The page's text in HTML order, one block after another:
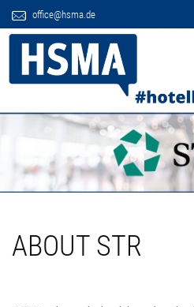
office@hsma.de
ABOUT STR